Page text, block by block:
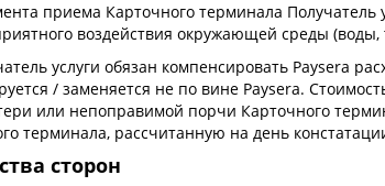
приема Карточного терминала
воздействия окружающей среды
услуги обязан компенсировать Paysera
/ заменяется не по вине Paysera.
или непоправимой порчи Карточного
терминала, рассчитанную на день
сторон